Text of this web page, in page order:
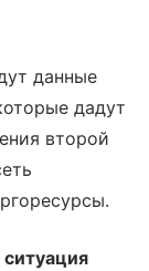
данные
дадут
второй